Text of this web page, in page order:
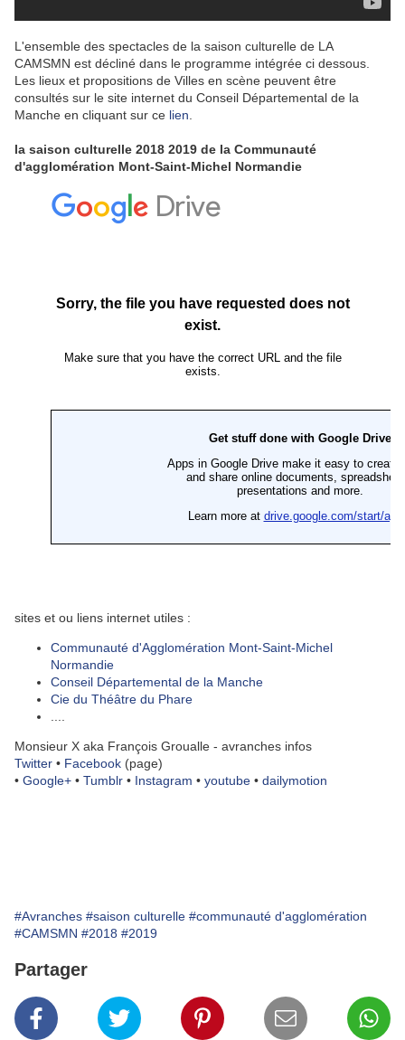
L'ensemble des spectacles de la saison culturelle de LA
CAMSMN est décliné dans le programme intégrée ci dessous.
Les lieux et propositions de Villes en scène peuvent être
consultés sur le site internet du Conseil Départemental de la
Manche en cliquant sur ce lien
la saison culturelle 2018 2019 de la Communauté
d'agglomération Mont-Saint-Michel Normandie
sites et ou liens internet utiles :
Communauté d'Agglomération Mont-Saint-Michel
Normandie
Conseil Départemental de la Manche
Cie du Théâtre du Phare
Monsieur X aka François Groualle - avranches infos
Twitter • Facebook (page)
• Google+ • Tumblr • Instagram • youtube • dailymotion
#Avranches #saison culturelle #communauté d'agglomération
#CAMSMN #2018 #2019
Partager